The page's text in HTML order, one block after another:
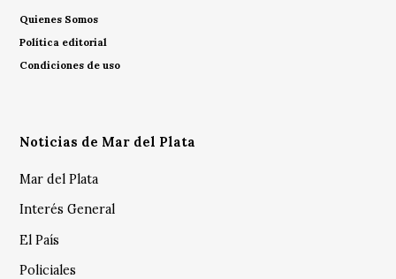
Quienes Somos
Política editorial
Condiciones de uso
Noticias de Mar del Plata
Mar del Plata
Interés General
El País
Policiales